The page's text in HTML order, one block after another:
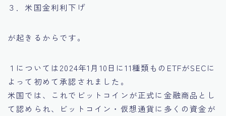
３．米国金利利下げ
が起きるからです。
１については2024年1月10日に11種類ものETFがSECに
よって初めて承認されました。
米国では、これでビットコインが正式に金融商品とし
て認められ、ビットコイン・仮想通貨に多くの資金が